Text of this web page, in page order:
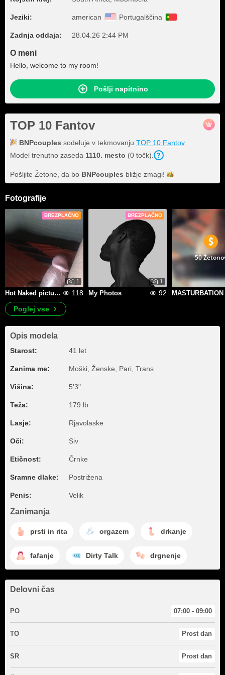
Jeziki: american Portugalščina
Zadnja oddaja: 28.04.26 2:44 PM
O meni
Hello, welcome to my room!
Pošlji napitnino
TOP 10 Fantov
BNPcouples sodeluje v tekmovanju TOP 10 Fantov.
Model trenutno zaseda 1110. mesto (0 točk).
Pošljite Žetone, da bo BNPcouples bližje zmagi!
Fotografije
BREZPLAČNO
1
Hot Naked pictures 118
BREZPLAČNO
1
My Photos 92
50
Poglej vse
Opis modela
Starost: 41 let
Zanima me: Moški, Ženske, Pari, Trans
Višina: 5'3"
Teža: 179 lb
Lasje: Rjavolaske
Oči: Siv
Etičnost: Črnke
Sramne dlake: Postrižena
Penis: Velik
Zanimanja
prsti in rita orgazem drkanje
fafanje Dirty Talk drgnenje
Delovni čas
PO 07:00 - 09:00
TO Prost dan
SR Prost dan